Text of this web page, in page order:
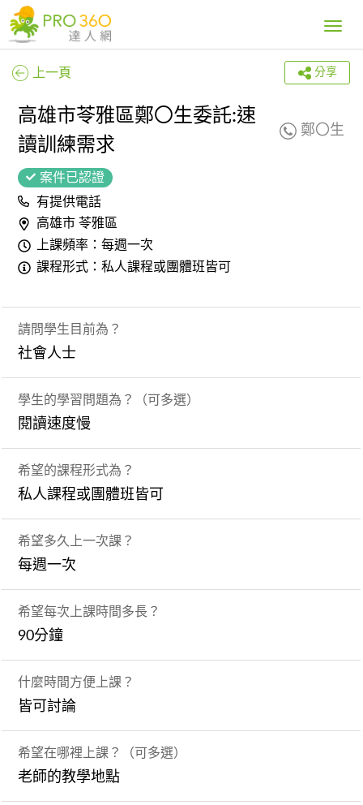
Toggle
上一頁 分享
高雄市苓雅區鄭〇生委託:速
讀訓練需求
鄭〇生
案件已認證
有提供電話
高雄市 苓雅區
上課頻率：每週一次
課程形式：私人課程或團體班皆可
請問學生目前為？
社會人士
學生的學習問題為？（可多選）
閱讀速度慢
希望的課程形式為？
私人課程或團體班皆可
希望多久上一次課？
每週一次
希望每次上課時間多長？
90分鐘
什麼時間方便上課？
皆可討論
希望在哪裡上課？（可多選）
老師的教學地點